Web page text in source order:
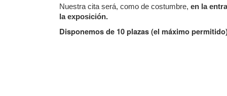
Nuestra cita será, como de costumbre, en la
la exposición.
Disponemos de 10 plazas (el máximo